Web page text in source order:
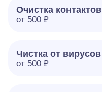
Очистка контактов
от 500 ₽
Чистка от вирусов
от 500 ₽